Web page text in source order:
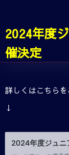
2024年度
催決定
詳しくはこちらを
↓